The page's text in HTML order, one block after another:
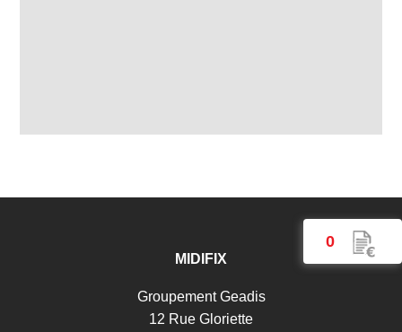
0
MIDIFIX
Groupement Geadis
12 Rue Gloriette